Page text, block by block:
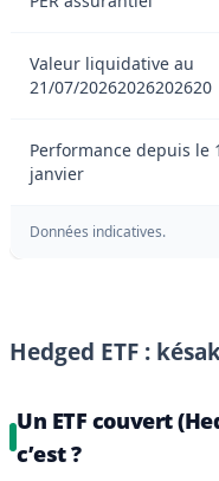
Valeur liquidative au
21/07/20262026202620
Performance depuis le
janvier
Données indicatives.
Hedged ETF :
Un ETF couvert
c’est ?